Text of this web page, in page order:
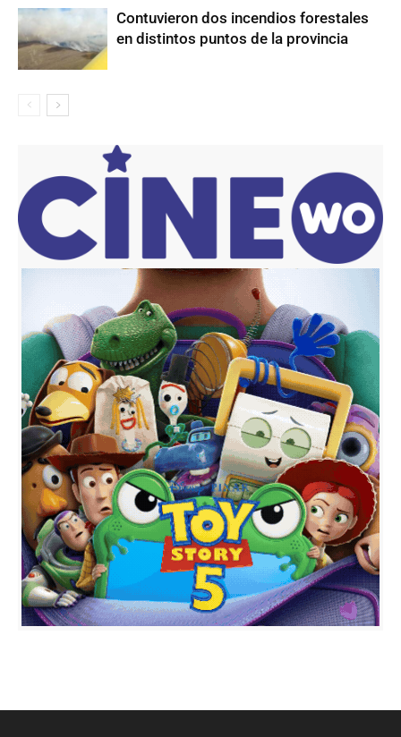
Contuvieron dos incendios forestales
en distintos puntos de la provincia